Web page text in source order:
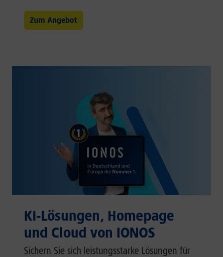
Zum Angebot
KI-Lösungen, Homepage
und Cloud von IONOS
Sichern Sie sich leistungsstarke Lösungen für